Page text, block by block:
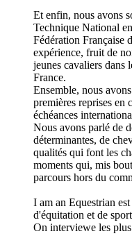
Et enfin, nous avons
Technique National
Fédération Française
expérience, fruit de
jeunes cavaliers dans
France.
Ensemble, nous
premières reprises en
échéances
Nous avons parlé de
déterminantes, de
qualités qui font les
moments qui, mis
parcours hors du
I am an Equestrian
d'équitation et de
On interviewe les